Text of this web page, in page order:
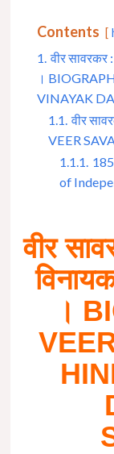
Contents
1. वीर सावरकर
।
VINAYAK
1.1. वीर
VEER
1.1.1.
of
वीर
।